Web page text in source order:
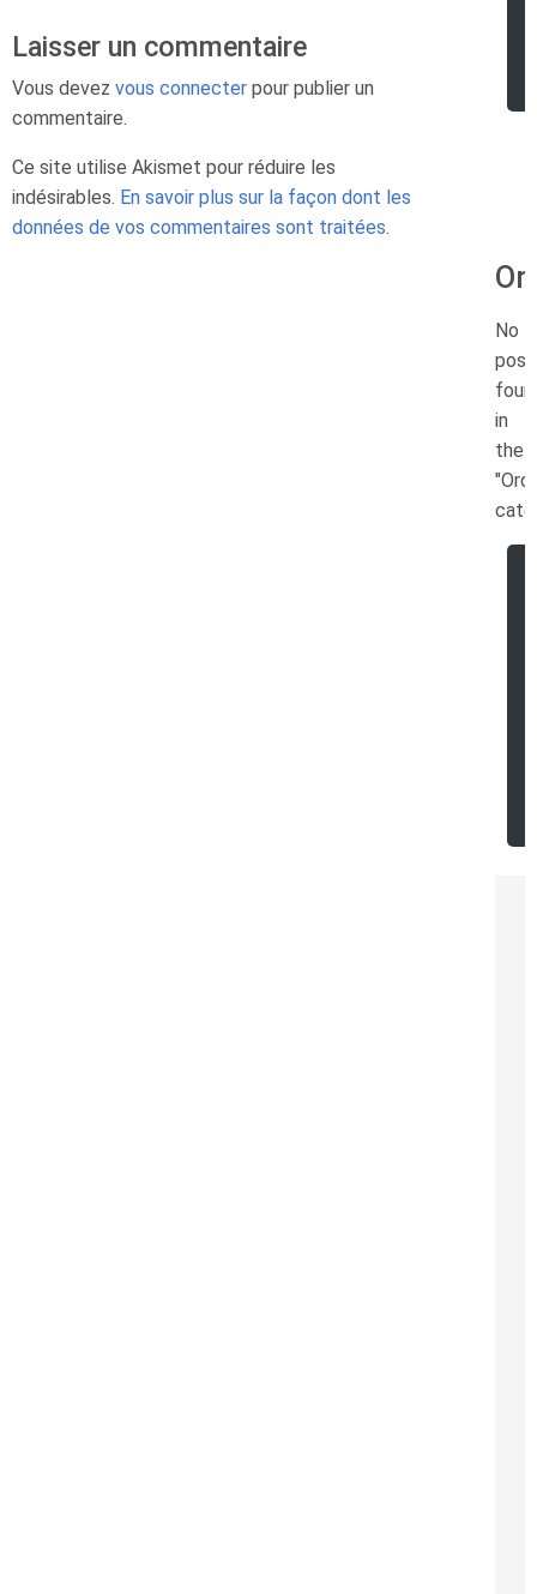
Laisser un commentaire
Vous devez vous connecter pour publier un
commentaire.
Ce site utilise Akismet pour réduire les
indésirables. En savoir plus sur la façon dont les
données de vos commentaires sont traitées.
No
in
the